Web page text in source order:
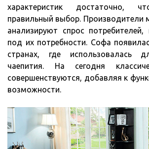
характеристик достаточно,
правильный выбор. Производители
анализируют спрос потребителей,
под их потребности. Софа
странах, где использовалась
чаепития. На сегодня
совершенствуются, добавляя к
возможности.